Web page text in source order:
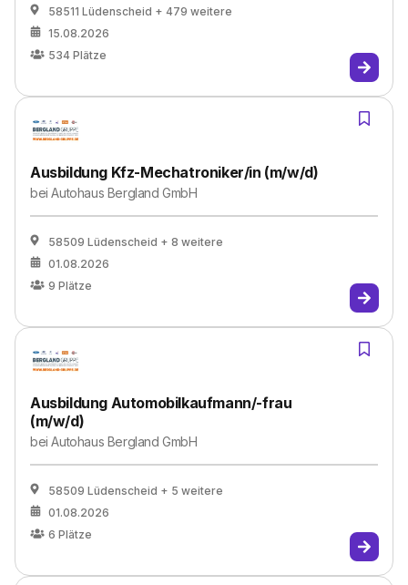
58511 Lüdenscheid + 479 weitere
15.08.2026
534 Plätze
Ausbildung Kfz-Mechatroniker/in (m/w/d)
beiAutohaus Bergland GmbH
58509 Lüdenscheid + 8 weitere
01.08.2026
9 Plätze
Ausbildung Automobilkaufmann/-frau
(m/w/d)
beiAutohaus Bergland GmbH
58509 Lüdenscheid + 5 weitere
01.08.2026
6 Plätze